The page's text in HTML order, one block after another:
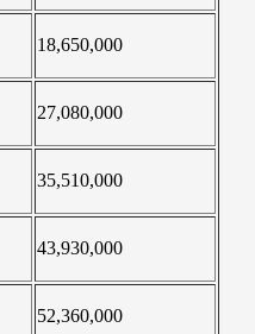
18,650,000
27,080,000
35,510,000
43,930,000
52,360,000